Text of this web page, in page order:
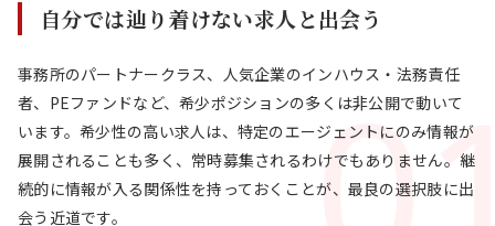
自分では辿り着けない求人と出会う
事務所のパートナークラス、人気企業のインハウス・法務責任
者、PEファンドなど、希少ポジションの多くは非公開で動いて
います。希少性の高い求人は、特定のエージェントにのみ情報が
展開されることも多く、常時募集されるわけでもありません。継
続的に情報が入る関係性を持っておくことが、最良の選択肢に出
会う近道です。